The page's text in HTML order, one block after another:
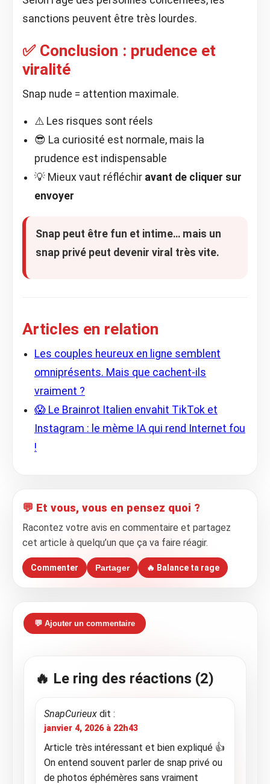
sanctions peuvent être très lourdes.
✅ Conclusion : prudence et
viralité
Snap nude = attention maximale.
⚠️ Les risques sont réels
😎 La curiosité est normale, mais la
prudence est indispensable
💡 Mieux vaut réfléchir avant de cliquer sur
envoyer
Snap peut être fun et intime… mais un
snap privé peut devenir viral très vite.
Articles en relation
Les couples heureux en ligne semblent
omniprésents. Mais que cachent-ils
vraiment ?
😱 Le Brainrot Italien envahit TikTok et
Instagram : le mème IA qui rend Internet fou
!
💬 Et vous, vous en pensez quoi ?
Racontez votre avis en commentaire et partagez
cet article à quelqu’un que ça va faire réagir.
Commenter Partager 🔥 Balance ta rage
💬 Ajouter un commentaire
🔥 Le ring des réactions (2)
SnapCurieux dit :
janvier 4, 2026 à 22h43
Article très intéressant et bien expliqué 👍
On entend souvent parler de snap privé ou
de photos éphémères sans vraiment